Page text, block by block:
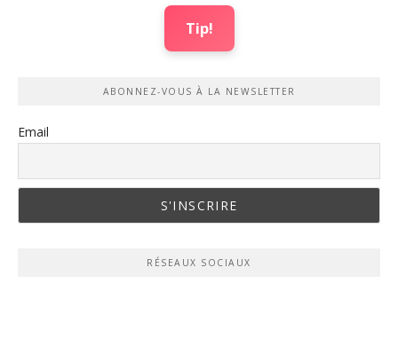
Tip!
ABONNEZ-VOUS À LA NEWSLETTER
Email
RÉSEAUX SOCIAUX